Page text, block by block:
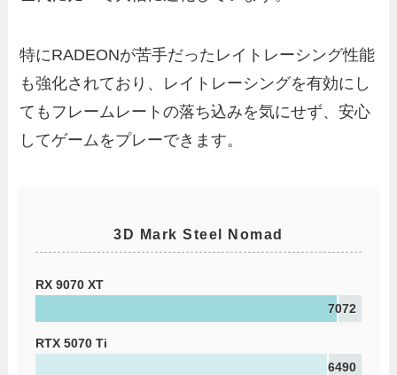
特にRADEONが苦手だったレイトレーシング性能
も強化されており、レイトレーシングを有効にし
てもフレームレートの落ち込みを気にせず、安心
してゲームをプレーできます。
3D Mark Steel Nomad
RX 9070 XT
7072
RTX 5070 Ti
6490